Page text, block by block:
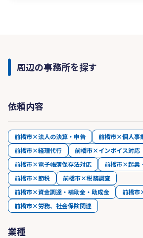
周辺の事務所を探す
依頼内容
前橋市×法人の決算・申告
前橋市×個人事
前橋市×経理代行
前橋市×インボイス対応
前橋市×電子帳簿保存法対応
前橋市×起業
前橋市×節税
前橋市×税務調査
前橋市×資金調達・補助金・助成金
前橋市
前橋市×労務、社会保険関連
業種